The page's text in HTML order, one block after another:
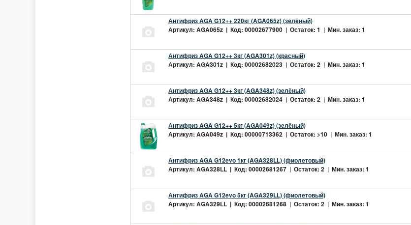
Антифриз AGA G12++ 220кг (AGA065z) (зелёный)
Артикул: AGA065z | Код: 00002677900 | Остаток: 1 | Мин. заказ: 1
Антифриз AGA G12++ 3кг (AGA301z) (красный)
Артикул: AGA301z | Код: 00002682023 | Остаток: 2 | Мин. заказ: 1
Антифриз AGA G12++ 3кг (AGA348z) (зелёный)
Артикул: AGA348z | Код: 00002682024 | Остаток: 2 | Мин. заказ: 1
Антифриз AGA G12++ 5кг (AGA049z) (зелёный)
Артикул: AGA049z | Код: 00000713362 | Остаток: >10 | Мин. заказ: 1
Антифриз AGA G12evo 1кг (AGA328LL) (фиолетовый)
Артикул: AGA328LL | Код: 00002681267 | Остаток: 2 | Мин. заказ: 1
Антифриз AGA G12evo 5кг (AGA329LL) (фиолетовый)
Артикул: AGA329LL | Код: 00002681268 | Остаток: 2 | Мин. заказ: 1